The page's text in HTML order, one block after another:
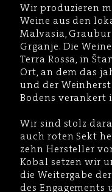
Wir produzieren
Weine aus den
Malvasia,
Grganje. Die
Terra Rossa, in
Ort, an dem das
und der
Bodens verankert
Wir sind stolz
auch roten Sekt
zehn Hersteller
Kobal setzen wir
die Weitergabe
des Engagements